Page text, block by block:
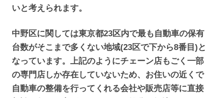
いと考えられます。
中野区に関しては東京都23区内で最も自動車の保有
台数がそこまで多くない地域(23区で下から8番目)と
なっています。上記のようにチェーン店もごく一部
の専門店しか存在していないため、お住いの近くで
自動車の整備を行ってくれる会社や販売店等に直接